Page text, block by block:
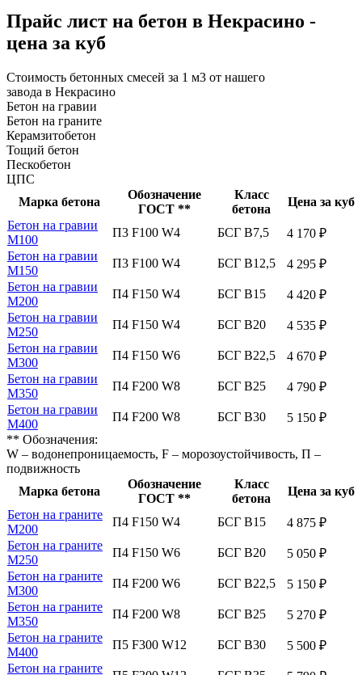
Прайс лист на бетон в Некрасино -
цена за куб
Стоимость бетонных смесей за 1 м3 от нашего
завода в Некрасино
Бетон на гравии
Бетон на граните
Керамзитобетон
Тощий бетон
Пескобетон
ЦПС
Марка бетона
Обозначение
ГОСТ **
Класс
бетона
Цена за куб
Бетон на гравии
М100
П3 F100 W4 БСГ В7,5
4 170 ₽
Бетон на гравии
М150
П3 F100 W4 БСГ В12,5
4 295 ₽
Бетон на гравии
М200
П4 F150 W4 БСГ В15
4 420 ₽
Бетон на гравии
М250
П4 F150 W4 БСГ В20
4 535 ₽
Бетон на гравии
М300
П4 F150 W6 БСГ В22,5
4 670 ₽
Бетон на гравии
М350
П4 F200 W8 БСГ В25
4 790 ₽
Бетон на гравии
М400
П4 F200 W8 БСГ В30
5 150 ₽
** Обозначения:
W – водонепроницаемость, F – морозоустойчивость, П –
подвижность
Марка бетона
Обозначение
ГОСТ **
Класс
бетона
Цена за куб
Бетон на граните
М200
П4 F150 W4 БСГ В15
4 875 ₽
Бетон на граните
М250
П4 F150 W6 БСГ В20
5 050 ₽
Бетон на граните
М300
П4 F200 W6 БСГ В22,5
5 150 ₽
Бетон на граните
М350
П4 F200 W8 БСГ В25
5 270 ₽
Бетон на граните
М400
П5 F300 W12 БСГ В30
5 500 ₽
Бетон на граните